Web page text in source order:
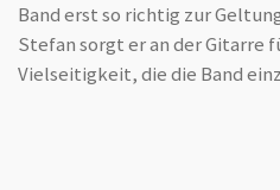
Band erst so richtig zur
Stefan sorgt er an der Gitarre
Vielseitigkeit, die die Band